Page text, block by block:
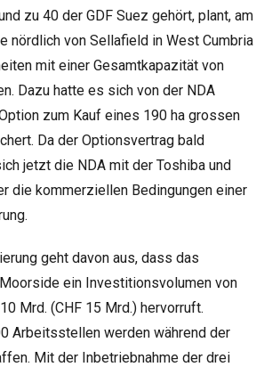
zu 40 der GDF Suez gehört, plant, am
nördlich von Sellafield in West Cumbria
mit einer Gesamtkapazität von
Dazu hatte es sich von der NDA
zum Kauf eines 190 ha grossen
Da der Optionsvertrag bald
jetzt die NDA mit der Toshiba und
die kommerziellen Bedingungen einer
geht davon aus, dass das
ein Investitionsvolumen von
Mrd. (CHF 15 Mrd.) hervorruft.
Arbeitsstellen werden während der
Mit der Inbetriebnahme der drei